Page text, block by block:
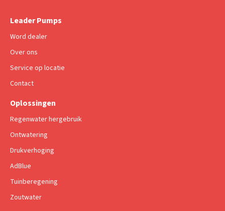
Oplossingen
Regenwater hergebruik
Ontwatering
Drukverhoging
AdBlue
Tuinberegening
Zoutwater
Leader Pumps
Word dealer
Over ons
Service op locatie
Contact